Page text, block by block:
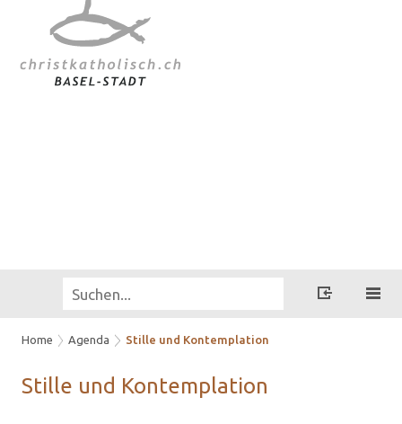
Home Agenda Stille und Kontemplation
Stil­le und Kon­tem­pla­ti­on